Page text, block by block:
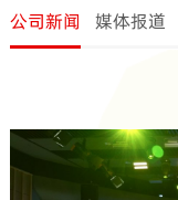
公司新闻 媒体报道